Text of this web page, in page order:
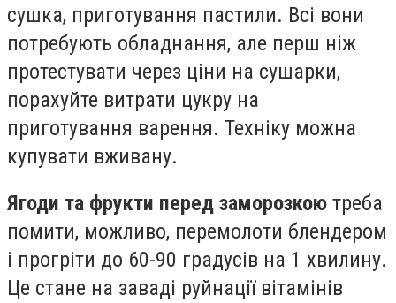
сушка, приготування пастили. Всі вони
потребують обладнання, але перш ніж
протестувати через ціни на сушарки,
порахуйте витрати цукру на
приготування варення. Техніку можна
купувати вживану.
Ягоди та фрукти перед заморозкою треба
помити, можливо, перемолоти блендером
і прогріти до 60-90 градусів на 1 хвилину.
Це стане на заваді руйнації вітамінів